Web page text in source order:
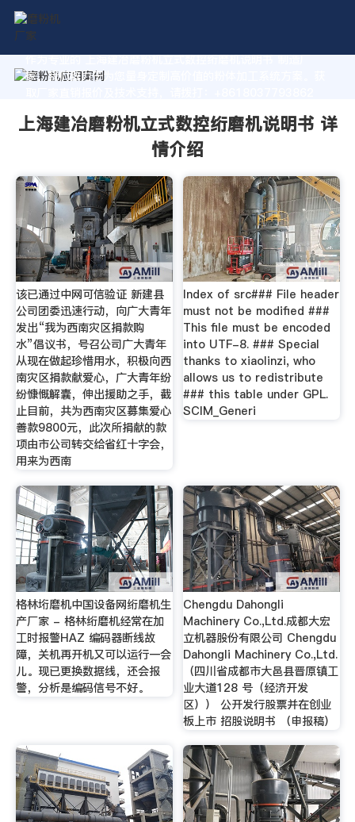
作为专业的 上海建冶磨粉机立式数控绗磨机说明书 制造厂
家，我们致力于为您量身定制高价值的粉体加工系统方案。获
上海建冶磨粉机立式数控绗磨机说明书 详
情介绍
该已通过中网可信验证 新建县
公司团委迅速行动，向广大青年
发出“我为西南灾区捐款购
水”倡议书，号召公司广大青年
从现在做起珍惜用水，积极向西
南灾区捐款献爱心，广大青年纷
纷慷慨解囊，伸出援助之手，截
止目前，共为西南灾区募集爱心
善款9800元，此次所捐献的款
项由市公司转交给省红十字会，
用来为西南
Index of src### File header
must not be modified ###
This file must be encoded
into UTF-8. ### Special
thanks to xiaolinzi, who
allows us to redistribute
### this table under GPL.
SCIM_Generi
格林垳磨机中国设备网绗磨机生
产厂家 - 格林绗磨机经常在加
工时报警HAZ 编码器断线故
障，关机再开机又可以运行一会
儿。现已更换数据线，还会报
警，分析是编码信号不好。
Chengdu Dahongli
Machinery Co.,Ltd.成都大宏
立机器股份有限公司 Chengdu
Dahongli Machinery Co.,Ltd.
（四川省成都市大邑县晋原镇工
业大道128 号（经济开发
区）） 公开发行股票并在创业
板上市 招股说明书 （申报稿）